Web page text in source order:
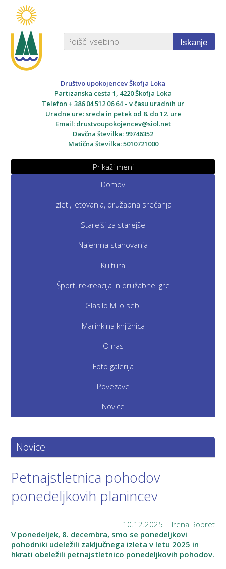
Društvo upokojencev Škofja Loka
Partizanska cesta 1, 4220 Škofja Loka
Telefon + 386 04 512 06 64 – v času uradnih ur
Uradne ure: sreda in petek od 8. do 12. ure
Email: drustvoupokojencev@siol.net
Davčna številka: 99746352
Matična številka: 5010721000
Iskanje
Prikaži meni
Domov
Izleti, letovanja, družabna srečanja
Starejši za starejše
Najemna stanovanja
Kultura
Šport, rekreacija in družabne igre
Glasilo Mi o sebi
Marinkina knjižnica
O nas
Foto galerija
Povezave
Novice
Novice
Petnajstletnica pohodov
ponedeljkovih planincev
10.12.2025 | Irena Ropret
V ponedeljek, 8. decembra, smo se ponedeljkovi
pohodniki udeležili zaključnega izleta v letu 2025 in
hkrati obeležili petnajstletnico ponedeljkovih pohodov.